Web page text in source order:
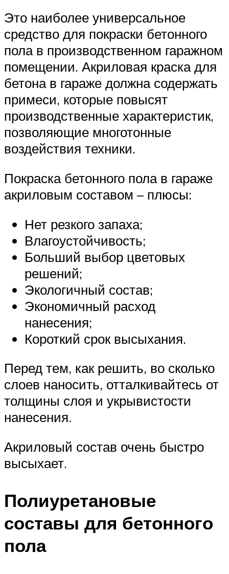
Это наиболее универсальное
средство для покраски бетонного
пола в производственном гаражном
помещении. Акриловая краска для
бетона в гараже должна содержать
примеси, которые повысят
производственные характеристик,
позволяющие многотонные
воздействия техники.
Покраска бетонного пола в гараже
акриловым составом – плюсы:
Нет резкого запаха;
Влагоустойчивость;
Больший выбор цветовых
решений;
Экологичный состав;
Экономичный расход
нанесения;
Короткий срок высыхания.
Перед тем, как решить, во сколько
слоев наносить, отталкивайтесь от
толщины слоя и укрывистости
нанесения.
Акриловый состав очень быстро
высыхает.
Полиуретановые
составы для бетонного
пола